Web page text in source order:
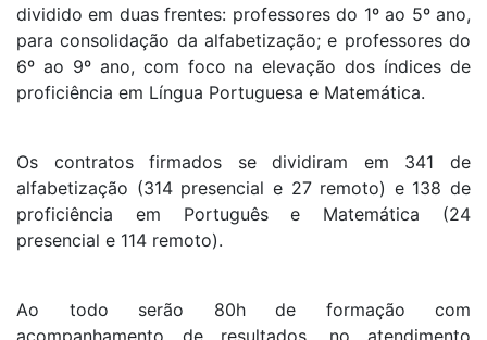
dividido em duas frentes: professores do 1º ao 5º ano,
para consolidação da alfabetização; e professores do
6º ao 9º ano, com foco na elevação dos índices de
proficiência em Língua Portuguesa e Matemática.
Os contratos firmados se dividiram em 341 de
alfabetização (314 presencial e 27 remoto) e 138 de
proficiência em Português e Matemática (24
presencial e 114 remoto).
Ao todo serão 80h de formação com
acompanhamento de resultados, no atendimento